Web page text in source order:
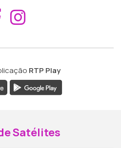
Aceder ao
RTP Play
Satélites